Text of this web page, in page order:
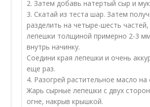
2. Затем добавь натертый сыр и
3. Скатай из теста шар. Затем
разделить на четыре-шесть частей,
лепешки толщиной примерно 2-3
внутрь начинку.
Соедини края лепешки и очень
еще раз.
4. Разогрей растительное масло на
Жарь сырные лепешки с двух
огне, накрыв крышкой.